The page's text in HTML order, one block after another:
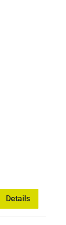
und
Details